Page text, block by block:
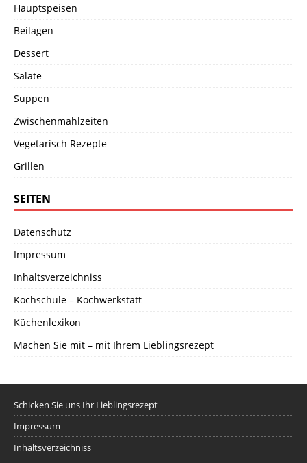
Hauptspeisen
Beilagen
Dessert
Salate
Suppen
Zwischenmahlzeiten
Vegetarisch Rezepte
Grillen
SEITEN
Datenschutz
Impressum
Inhaltsverzeichniss
Kochschule – Kochwerkstatt
Küchenlexikon
Machen Sie mit – mit Ihrem Lieblingsrezept
Schicken Sie uns Ihr Lieblingsrezept
Impressum
Inhaltsverzeichniss